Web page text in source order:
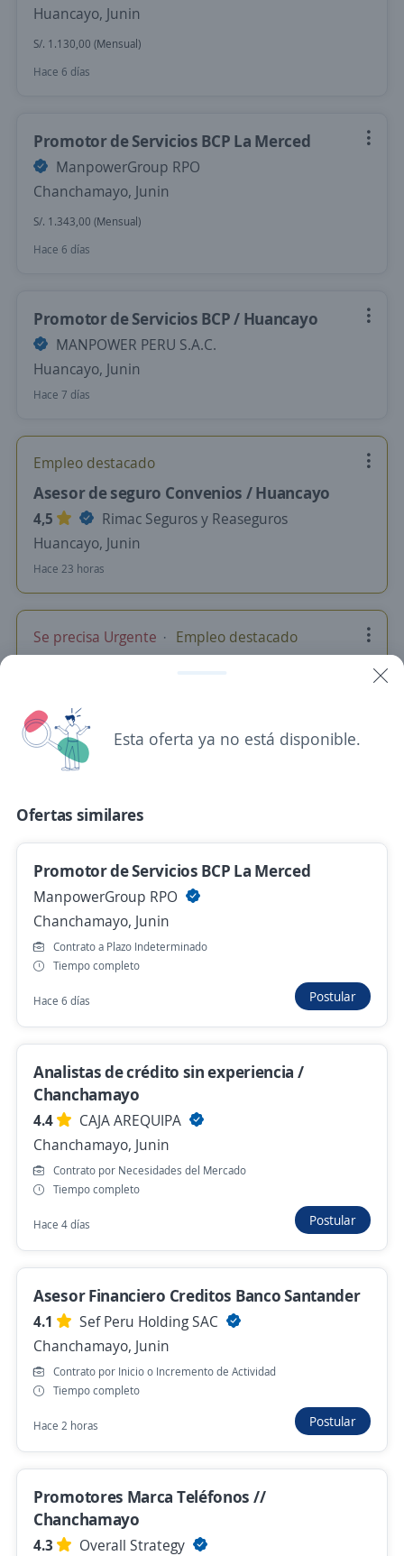
Huancayo, Junin
S/. 1.130,00 (Mensual)
Hace 6 días
Promotor de Servicios BCP La Merced
ManpowerGroup RPO
Chanchamayo, Junin
S/. 1.343,00 (Mensual)
Hace 6 días
Promotor de Servicios BCP / Huancayo
MANPOWER PERU S.A.C.
Huancayo, Junin
Hace 7 días
Empleo destacado
Asesor de seguro Convenios / Huancayo
4,5
Rimac Seguros y Reaseguros
Huancayo, Junin
Hace 23 horas
Se precisa Urgente Empleo destacado
SALES FORCE PERU S.R.L.
Huancayo, Junin
9pm
Grupo Intercorp
Huancayo, Junin
Ayer
Promotor de servios BCP Satipo
ManpowerGroup RPO
Satipo, Junin
Ayer
¡Postula Ya! Ejecutivo de Ventas Sip / Real
Plaza Huancayo Oechsle / Tiempo
Completo
Huancayo, Junin
Hace 2 días
Buscamos Promotores de
Electrodomésticos Imaco Full Time
Huancayo, Junin
Hace 2 días
Esta oferta ya no está disponible.
Ofertas similares
Promotor de Servicios BCP La Merced
ManpowerGroup RPO
Chanchamayo, Junin
Contrato a Plazo Indeterminado
Tiempo completo
Hace 6 días Postular
Analistas de crédito sin experiencia /
Chanchamayo
4.4
CAJA AREQUIPA
Chanchamayo, Junin
Contrato por Necesidades del Mercado
Tiempo completo
Hace 4 días Postular
Asesor Financiero Creditos Banco Santander
4.1
Sef Peru Holding SAC
Chanchamayo, Junin
Contrato por Inicio o Incremento de Actividad
Tiempo completo
Hace 2 horas Postular
Promotores Marca Teléfonos //
Chanchamayo
4.3 Overall Strategy